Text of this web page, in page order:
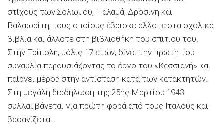
στίχους των Σολωμού, Παλαμά, Δροσίνη και
Βαλαωρίτη, τους οποίους έβρισκε άλλοτε στα σχολικά
βιβλία και άλλοτε στη βιβλιοθήκη του σπιτιού του.
Στην Τρίπολη, μόλις 17 ετών, δίνει την πρώτη του
συναυλία παρουσιάζοντας το έργο του «Κασσιανή» και
παίρνει μέρος στην αντίσταση κατά των κατακτητών.
Στη μεγάλη διαδήλωση της 25ης Μαρτίου 1943
συλλαμβάνεται για πρώτη φορά από τους Ιταλούς και
βασανίζεται.